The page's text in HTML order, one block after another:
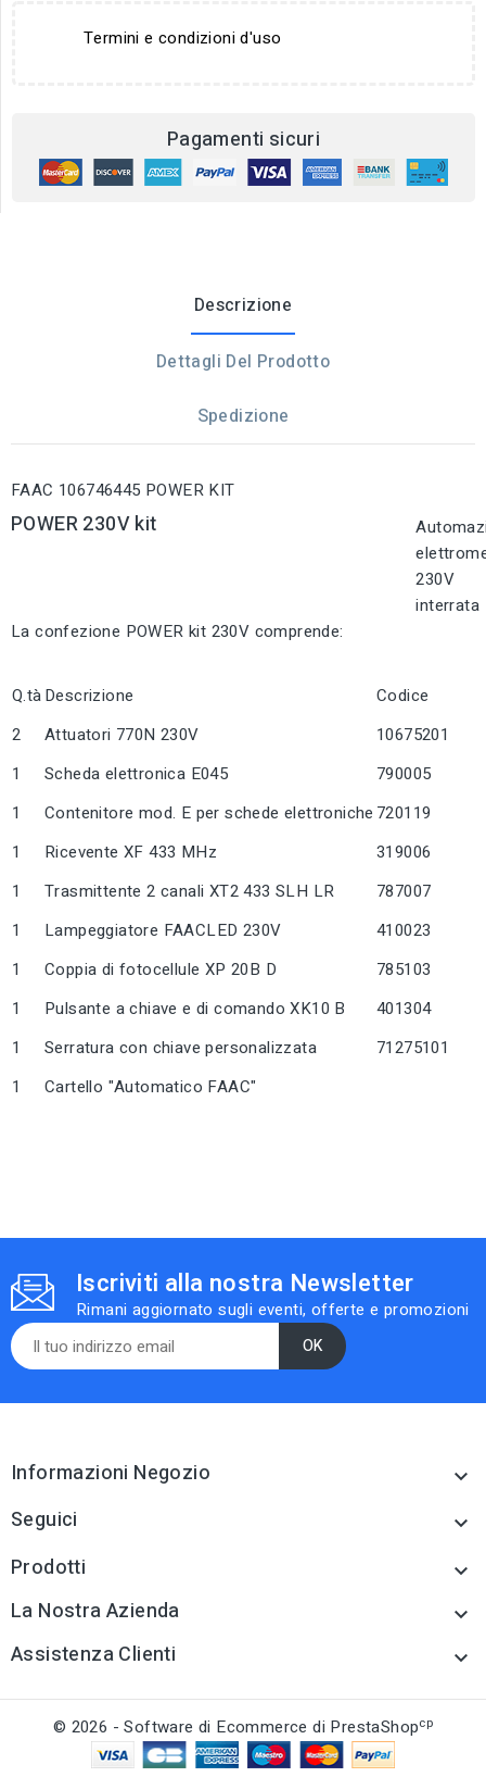
Termini e condizioni d'uso
Pagamenti sicuri
Descrizione
Dettagli Del Prodotto
Spedizione
FAAC 106746445 POWER KIT
POWER 230V kit
230V
interrata
La confezione POWER kit 230V comprende:
Q.tàDescrizione
Codice
2
Attuatori 770N 230V
10675201
1
Scheda elettronica E045
790005
1
Contenitore mod. E per schede elettroniche 720119
1
Ricevente XF 433 MHz
319006
1
Trasmittente 2 canali XT2 433 SLH LR
787007
1
Lampeggiatore FAACLED 230V
410023
1
Coppia di fotocellule XP 20B D
785103
1
Pulsante a chiave e di comando XK10 B
401304
1
Serratura con chiave personalizzata
71275101
1
Cartello "Automatico FAAC"
Iscriviti alla nostra Newsletter
Rimani aggiornato sugli eventi, offerte e promozioni
Informazioni Negozio 
Seguici 
Prodotti 
La Nostra Azienda 
Assistenza Clienti 
© 2026 - Software di Ecommerce di PrestaShopcp